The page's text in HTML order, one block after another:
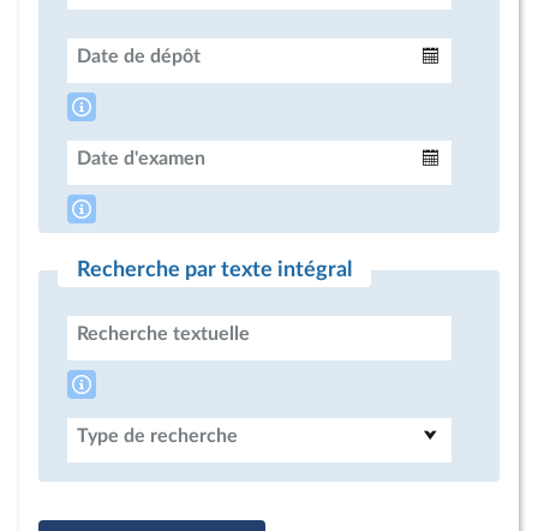
Date de dépôt
Date d'examen
Recherche par texte intégral
Recherche textuelle
Type de recherche